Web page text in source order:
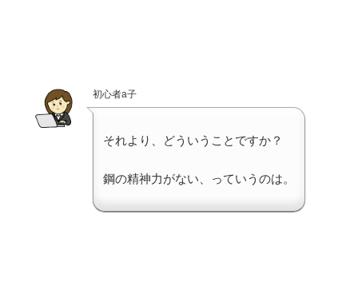
初心者a子
それより、どういうことですか？
鋼の精神力がない、っていうのは。